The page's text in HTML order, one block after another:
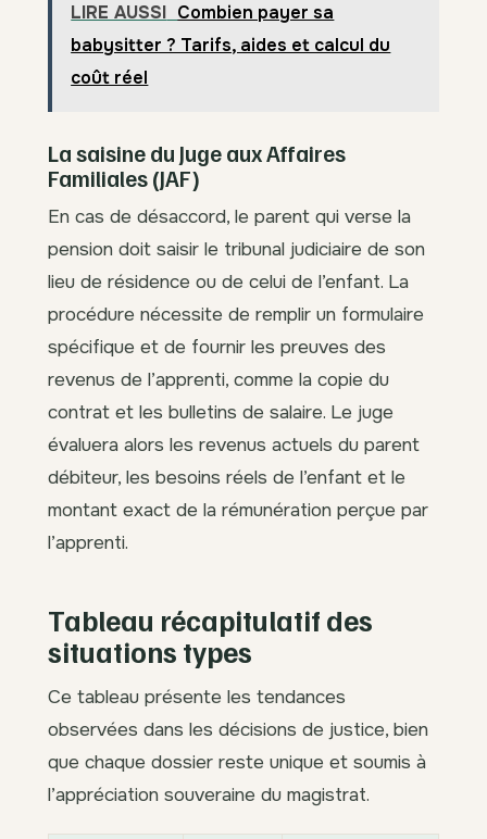
LIRE AUSSI Combien payer sa
babysitter ? Tarifs, aides et calcul du
coût réel
La saisine du Juge aux Affaires
Familiales (JAF)
En cas de désaccord, le parent qui verse la
pension doit saisir le tribunal judiciaire de son
lieu de résidence ou de celui de l’enfant. La
procédure nécessite de remplir un formulaire
spécifique et de fournir les preuves des
revenus de l’apprenti, comme la copie du
contrat et les bulletins de salaire. Le juge
évaluera alors les revenus actuels du parent
débiteur, les besoins réels de l’enfant et le
montant exact de la rémunération perçue par
l’apprenti.
Tableau récapitulatif des
situations types
Ce tableau présente les tendances
observées dans les décisions de justice, bien
que chaque dossier reste unique et soumis à
l’appréciation souveraine du magistrat.